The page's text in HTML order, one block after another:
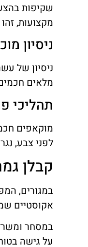
שקיפות
מקצועות,
ניסיון
ניסיון של
מלאים
תהליכי
מוקאפים
לפני צבע,
קבלן
במגורים,
אקוסטיים
במסחר
על גישה